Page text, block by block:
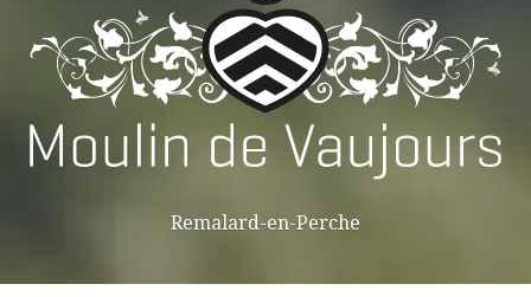
Remalard-en-Perche